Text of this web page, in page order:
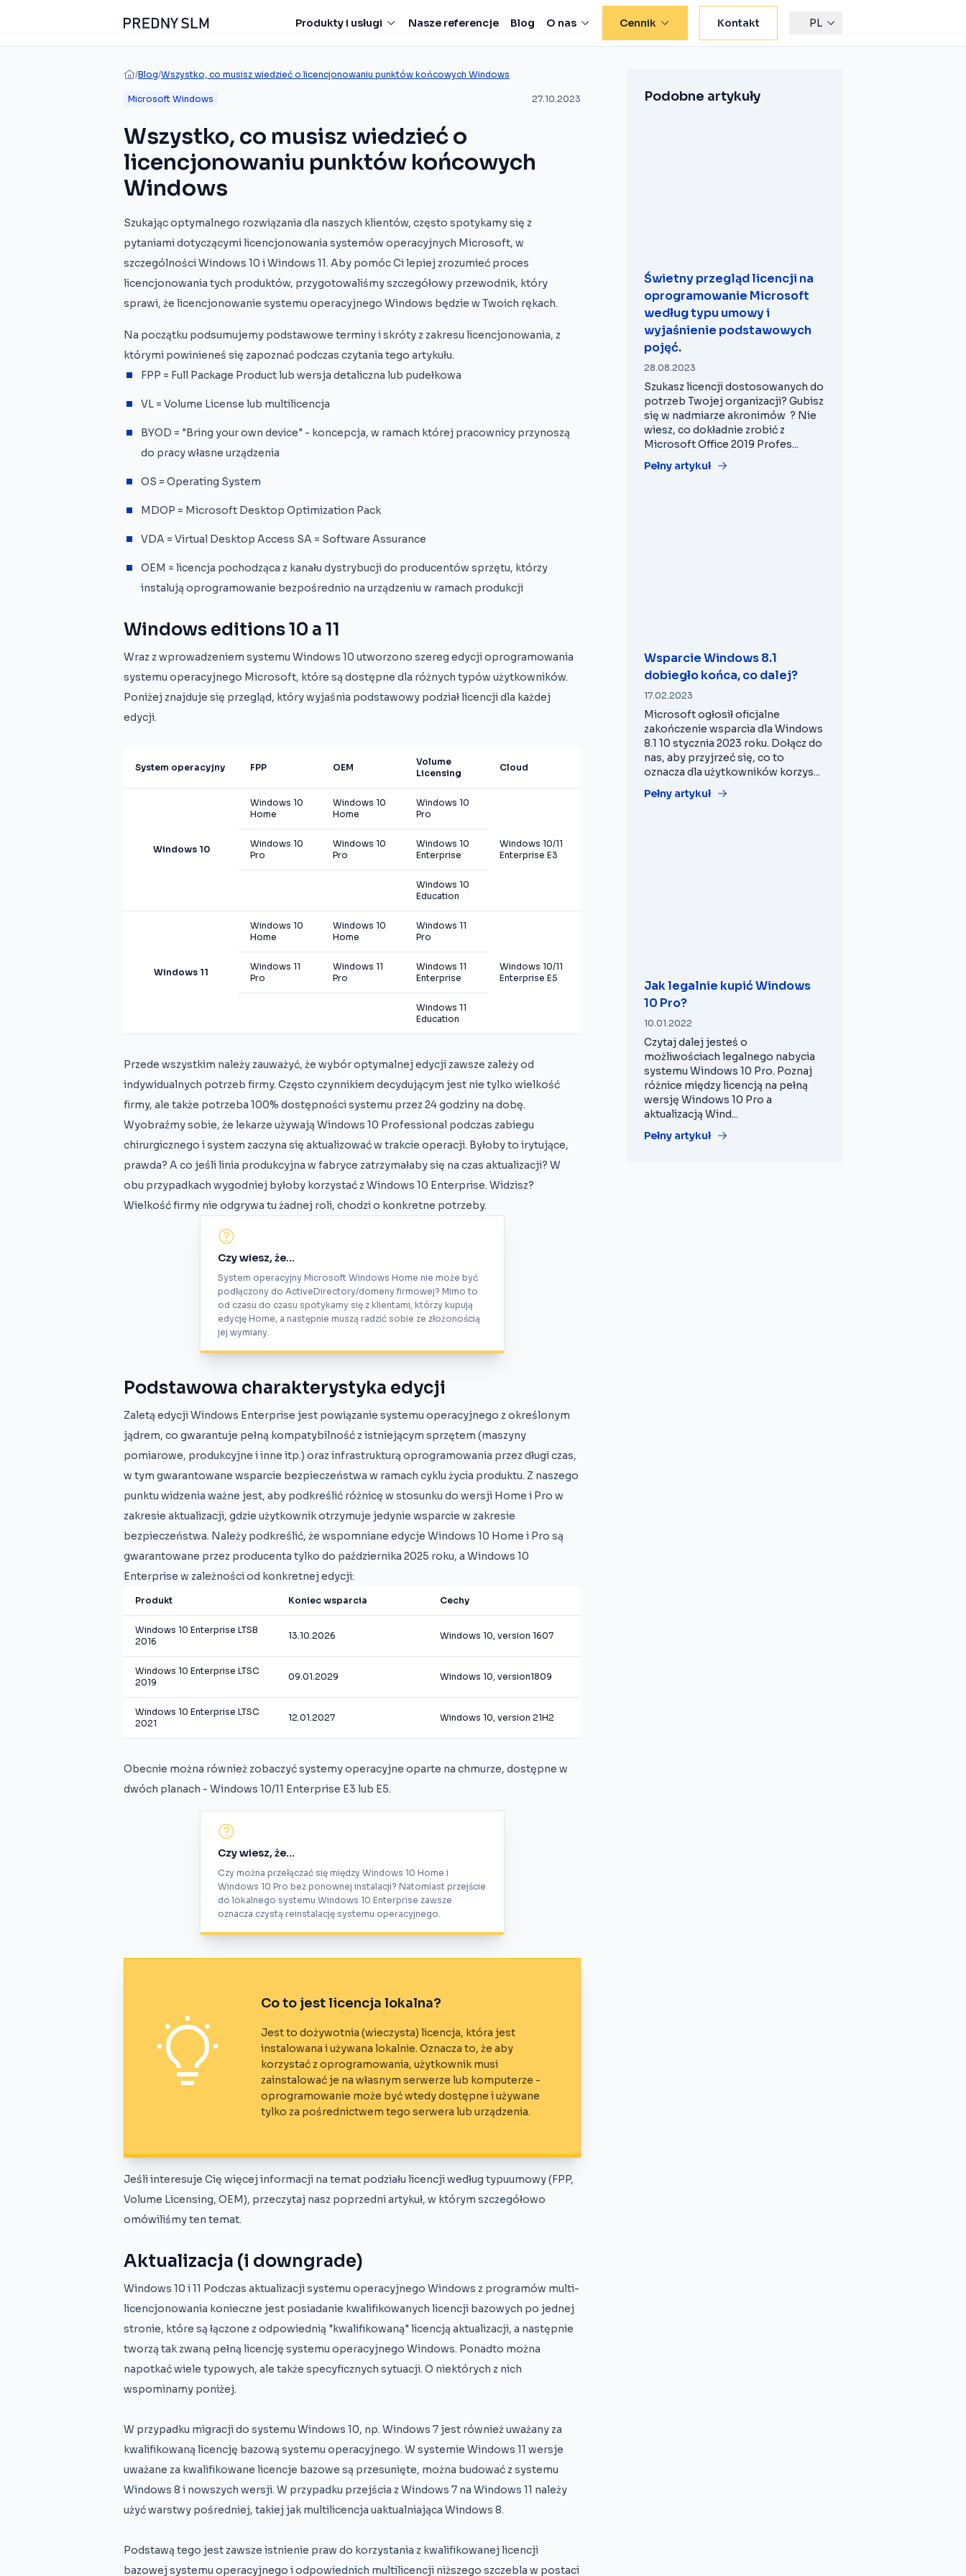
Produkty i usługi Nasze referencje Blog O nas Cennik Kontakt PL
/Blog/Wszystko, co musisz wiedzieć o licencjonowaniu punktów końcowych Windows
Microsoft Windows 27.10.2023
Wszystko, co musisz wiedzieć o
licencjonowaniu punktów końcowych
Windows
Szukając optymalnego rozwiązania dla naszych klientów, często spotykamy się z
pytaniami dotyczącymi licencjonowania systemów operacyjnych Microsoft, w
szczególności Windows 10 i Windows 11. Aby pomóc Ci lepiej zrozumieć proces
licencjonowania tych produktów, przygotowaliśmy szczegółowy przewodnik, który
sprawi, że licencjonowanie systemu operacyjnego Windows będzie w Twoich rękach.
Na początku podsumujemy podstawowe terminy i skróty z zakresu licencjonowania, z
którymi powinieneś się zapoznać podczas czytania tego artykułu.
FPP = Full Package Product lub wersja detaliczna lub pudełkowa
VL = Volume License lub multilicencja
BYOD = "Bring your own device" - koncepcja, w ramach której pracownicy przynoszą
do pracy własne urządzenia
OS = Operating System
MDOP = Microsoft Desktop Optimization Pack
VDA = Virtual Desktop Access SA = Software Assurance
OEM = licencja pochodząca z kanału dystrybucji do producentów sprzętu, którzy
instalują oprogramowanie bezpośrednio na urządzeniu w ramach produkcji
Windows editions 10 a 11
Wraz z wprowadzeniem systemu Windows 10 utworzono szereg edycji oprogramowania
systemu operacyjnego Microsoft, które są dostępne dla różnych typów użytkowników.
Poniżej znajduje się przegląd, który wyjaśnia podstawowy podział licencji dla każdej
edycji.
System operacyjny FPP OEM
Volume
Licensing
Cloud
Windows 10
Windows 10
Home
Windows 10
Home
Windows 10
Pro
Windows 10/11
Enterprise E3
Windows 10
Pro
Windows 10
Pro
Windows 10
Enterprise
Windows 10
Education
Windows 11
Windows 10
Home
Windows 10
Home
Windows 11
Pro
Windows 10/11
Enterprise E5
Windows 11
Pro
Windows 11
Pro
Windows 11
Enterprise
Windows 11
Education
Przede wszystkim należy zauważyć, że wybór optymalnej edycji zawsze zależy od
indywidualnych potrzeb firmy. Często czynnikiem decydującym jest nie tylko wielkość
firmy, ale także potrzeba 100% dostępności systemu przez 24 godziny na dobę.
Wyobraźmy sobie, że lekarze używają Windows 10 Professional podczas zabiegu
chirurgicznego i system zaczyna się aktualizować w trakcie operacji. Byłoby to irytujące,
prawda? A co jeśli linia produkcyjna w fabryce zatrzymałaby się na czas aktualizacji? W
obu przypadkach wygodniej byłoby korzystać z Windows 10 Enterprise. Widzisz?
Wielkość firmy nie odgrywa tu żadnej roli, chodzi o konkretne potrzeby.
Czy wiesz, że...
System operacyjny Microsoft Windows Home nie może być
podłączony do ActiveDirectory/domeny firmowej? Mimo to
od czasu do czasu spotykamy się z klientami, którzy kupują
edycję Home, a następnie muszą radzić sobie ze złożonością
jej wymiany.
Podstawowa charakterystyka edycji
Zaletą edycji Windows Enterprise jest powiązanie systemu operacyjnego z określonym
jądrem, co gwarantuje pełną kompatybilność z istniejącym sprzętem (maszyny
pomiarowe, produkcyjne i inne itp.) oraz infrastrukturą oprogramowania przez długi czas,
w tym gwarantowane wsparcie bezpieczeństwa w ramach cyklu życia produktu. Z naszego
punktu widzenia ważne jest, aby podkreślić różnicę w stosunku do wersji Home i Pro w
zakresie aktualizacji, gdzie użytkownik otrzymuje jedynie wsparcie w zakresie
bezpieczeństwa. Należy podkreślić, że wspomniane edycje Windows 10 Home i Pro są
gwarantowane przez producenta tylko do października 2025 roku, a Windows 10
Enterprise w zależności od konkretnej edycji:
Produkt Koniec wsparcia Cechy
Windows 10 Enterprise LTSB
2016
13.10.2026 Windows 10, version 1607
Windows 10 Enterprise LTSC
2019
09.01.2029 Windows 10, version1809
Windows 10 Enterprise LTSC
2021
12.01.2027 Windows 10, version 21H2
Obecnie można również zobaczyć systemy operacyjne oparte na chmurze, dostępne w
dwóch planach - Windows 10/11 Enterprise E3 lub E5.
Czy wiesz, że...
Czy można przełączać się między Windows 10 Home i
Windows 10 Pro bez ponownej instalacji? Natomiast przejście
do lokalnego systemu Windows 10 Enterprise zawsze
oznacza czystą reinstalację systemu operacyjnego.
Co to jest licencja lokalna?
Jest to dożywotnia (wieczysta) licencja, która jest
instalowana i używana lokalnie. Oznacza to, że aby
korzystać z oprogramowania, użytkownik musi
zainstalować je na własnym serwerze lub komputerze -
oprogramowanie może być wtedy dostępne i używane
tylko za pośrednictwem tego serwera lub urządzenia.
Jeśli interesuje Cię więcej informacji na temat podziału licencji według typuumowy (FPP,
Volume Licensing, OEM), przeczytaj nasz poprzedni artykuł, w którym szczegółowo
omówiliśmy ten temat.
Aktualizacja (i downgrade)
Windows 10 i 11 Podczas aktualizacji systemu operacyjnego Windows z programów multi-
licencjonowania konieczne jest posiadanie kwalifikowanych licencji bazowych po jednej
stronie, które są łączone z odpowiednią "kwalifikowaną" licencją aktualizacji, a następnie
tworzą tak zwaną pełną licencję systemu operacyjnego Windows. Ponadto można
napotkać wiele typowych, ale także specyficznych sytuacji. O niektórych z nich
wspominamy poniżej.
W przypadku migracji do systemu Windows 10, np. Windows 7 jest również uważany za
kwalifikowaną licencję bazową systemu operacyjnego. W systemie Windows 11 wersje
uważane za kwalifikowane licencje bazowe są przesunięte, można budować z systemu
Windows 8 i nowszych wersji. W przypadku przejścia z Windows 7 na Windows 11 należy
użyć warstwy pośredniej, takiej jak multilicencja uaktualniająca Windows 8.
Podstawą tego jest zawsze istnienie praw do korzystania z kwalifikowanej licencji
bazowej systemu operacyjnego i odpowiednich multilicencji niższego szczebla w postaci
Podobne artykuły
Świetny przegląd licencji na
oprogramowanie Microsoft
według typu umowy i
wyjaśnienie podstawowych
pojęć.
28.08.2023
Szukasz licencji dostosowanych do
potrzeb Twojej organizacji? Gubisz
się w nadmiarze akronimów ? Nie
wiesz, co dokładnie zrobić z
Microsoft Office 2019 Profes...
Pełny artykuł
Wsparcie Windows 8.1
dobiegło końca, co dalej?
17.02.2023
Microsoft ogłosił oficjalne
zakończenie wsparcia dla Windows
8.1 10 stycznia 2023 roku. Dołącz do
nas, aby przyjrzeć się, co to
oznacza dla użytkowników korzys...
Pełny artykuł
Jak legalnie kupić Windows
10 Pro?
10.01.2022
Czytaj dalej jesteś o
możliwościach legalnego nabycia
systemu Windows 10 Pro. Poznaj
różnice między licencją na pełną
wersję Windows 10 Pro a
aktualizacją Wind...
Pełny artykuł